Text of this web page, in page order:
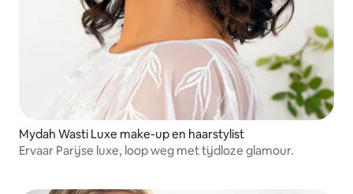
Mydah Wasti Luxe make-up en haarstylist
Ervaar Parijse luxe, loop weg met tijdloze glamour.